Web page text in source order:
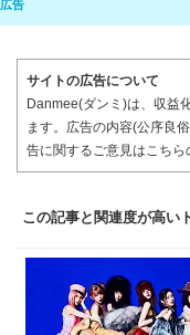
サイトの広告について
Danmee(ダンミ)は、収益
ます。広告の内容(公序良
告に関するご意見はこちら
この記事と関連度が高い